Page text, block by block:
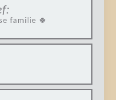
familie 🍀